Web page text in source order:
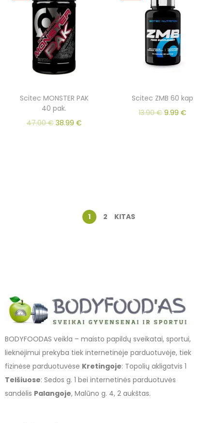
Scitec MONSTER PAK
40 pak.
47.00€ 38.99 €
Scitec ZMB 60 kap
13.90€ 9.99€
1 2 KITAS
BODYFOODAS veikla – maisto papildų sveikatai, sportui,
lieknėjimui prekyba tiek internetinėje parduotuvėje, tiek
fizinėse parduotuvėse Kretingoje: Topolių akligatvis 1
Telšiuose: Sedos g. 1 bei internetinės parduotuvės
sandėlis Palangoje, Malūno g. 4, 2 aukštas.